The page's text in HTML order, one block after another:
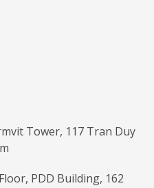
Tower, 117 Tran Duy
PDD Building, 162